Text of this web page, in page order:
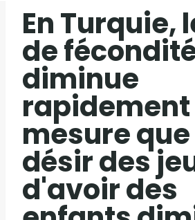
En Turquie,
de
diminue
rapidement
mesure
désir des
d'avoir des